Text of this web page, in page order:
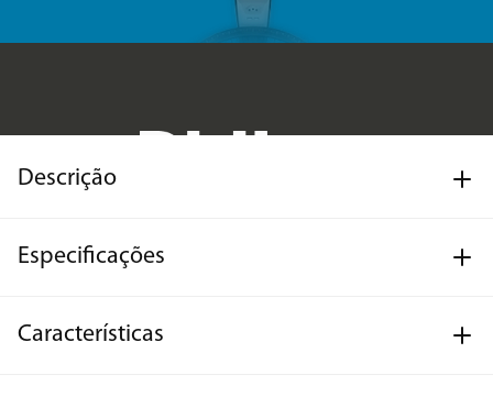
Descrição
Especificações
Características